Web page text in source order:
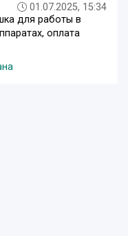
01.07.2025, 15:34
для работы в
оплата